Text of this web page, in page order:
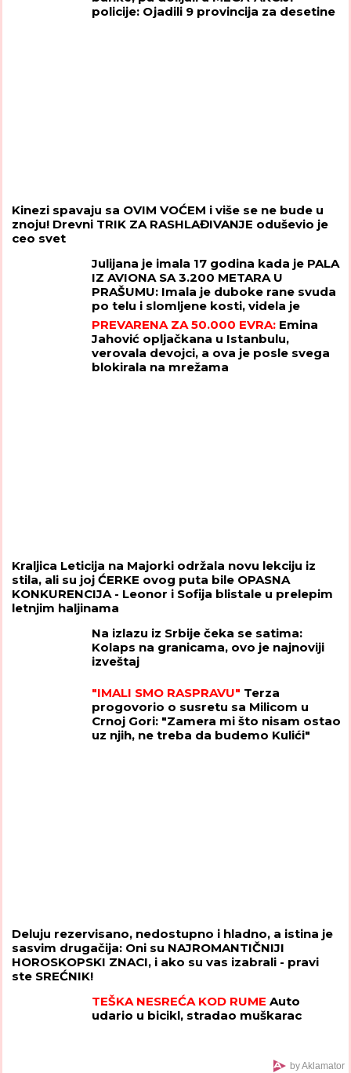
policije: Ojadili 9 provincija za desetine
Kinezi spavaju sa OVIM VOĆEM i više se ne bude u
znoju! Drevni TRIK ZA RASHLAĐIVANJE oduševio je
ceo svet
Julijana je imala 17 godina kada je PALA
IZ AVIONA SA 3.200 METARA U
PRAŠUMU: Imala je duboke rane svuda
po telu i slomljene kosti, videla je
MRTVU MAJKU, ali nije želela da se
preda
PREVARENA ZA 50.000 EVRA: Emina
Jahović opljačkana u Istanbulu,
verovala devojci, a ova je posle svega
blokirala na mrežama
Kraljica Leticija na Majorki održala novu lekciju iz
stila, ali su joj ĆERKE ovog puta bile OPASNA
KONKURENCIJA - Leonor i Sofija blistale u prelepim
letnjim haljinama
Na izlazu iz Srbije čeka se satima:
Kolaps na granicama, ovo je najnoviji
izveštaj
"IMALI SMO RASPRAVU" Terza
progovorio o susretu sa Milicom u
Crnoj Gori: "Zamera mi što nisam ostao
uz njih, ne treba da budemo Kulići"
Deluju rezervisano, nedostupno i hladno, a istina je
sasvim drugačija: Oni su NAJROMANTIČNIJI
HOROSKOPSKI ZNACI, i ako su vas izabrali - pravi
ste SREĆNIK!
TEŠKA NESREĆA KOD RUME Auto
udario u bicikl, stradao muškarac
by Aklamator